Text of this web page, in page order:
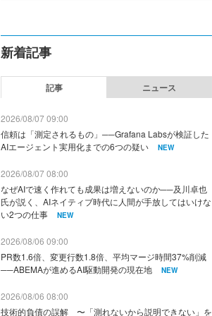
新着記事
記事 ニュース
2026/08/07 09:00
信頼は「測定されるもの」──Grafana Labsが検証した
AIエージェント実用化までの6つの疑い
NEW
2026/08/07 08:00
なぜAIで速く作れても成果は増えないのか──及川卓也
氏が説く、AIネイティブ時代に人間が手放してはいけな
い2つの仕事
NEW
2026/08/06 09:00
PR数1.6倍、変更行数1.8倍、平均マージ時間37%削減
──ABEMAが進めるAI駆動開発の現在地
NEW
2026/08/06 08:00
技術的負債の誤解 〜「測れないから説明できない」を